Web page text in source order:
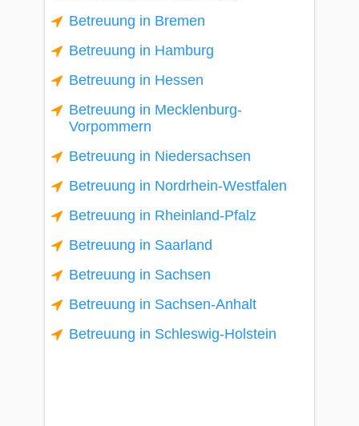
Betreuung in Bremen
Betreuung in Hamburg
Betreuung in Hessen
Betreuung in Mecklenburg-
Vorpommern
Betreuung in Niedersachsen
Betreuung in Nordrhein-Westfalen
Betreuung in Rheinland-Pfalz
Betreuung in Saarland
Betreuung in Sachsen
Betreuung in Sachsen-Anhalt
Betreuung in Schleswig-Holstein